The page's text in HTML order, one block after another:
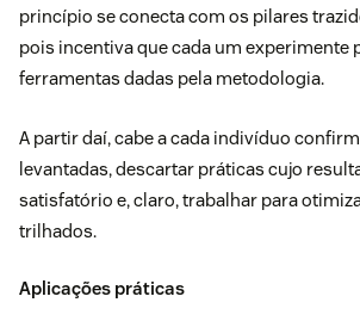
princípio se conecta com os pilares
pois incentiva que cada um experimente
ferramentas dadas pela metodologia.
A partir daí, cabe a cada indivíduo
levantadas, descartar práticas cujo
satisfatório e, claro, trabalhar para
trilhados.
Aplicações práticas